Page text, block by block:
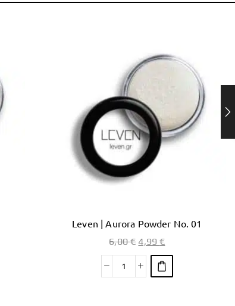
Leven | Aurora Powder No. 01
6,00€ 4,99€